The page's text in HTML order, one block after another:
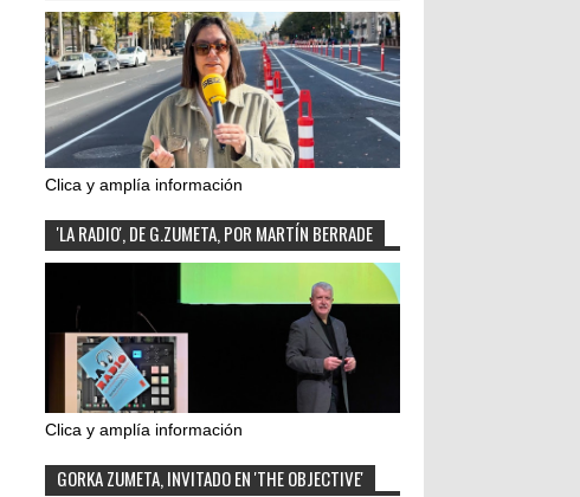
Clica y amplía información
'LA RADIO', DE G.ZUMETA, POR MARTÍN BERRADE
Clica y amplía información
GORKA ZUMETA, INVITADO EN 'THE OBJECTIVE'